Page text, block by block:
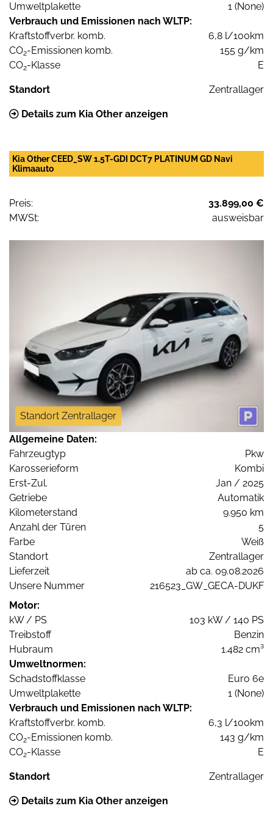
Umweltplakette
1 (None)
Verbrauch und Emissionen nach WLTP:
Kraftstoffverbr. komb.
6,8 l/100km
CO2-Emissionen komb.
155 g/km
CO2-Klasse E
Standort Zentrallager
Details zum Kia Other anzeigen
Kia Other CEED_SW 1.5T-GDI DCT7 PLATINUM GD Navi
Klimaauto
Preis:
33.899,00 €
MWSt:
ausweisbar
Standort Zentrallager
Allgemeine Daten:
Fahrzeugtyp
Pkw
Karosserieform
Kombi
Erst-Zul.
Jan / 2025
Getriebe
Automatik
Kilometerstand
9.950 km
Anzahl der Türen
5
Farbe
Weiß
Standort
Zentrallager
Lieferzeit
ab ca. 09.08.2026
Unsere Nummer
216523_GW_GECA-DUKF
Motor:
kW / PS
103 kW / 140 PS
Treibstoff
Benzin
Hubraum
1.482 cm³
Umweltnormen:
Schadstoffklasse
Euro 6e
Umweltplakette
1 (None)
Verbrauch und Emissionen nach WLTP:
Kraftstoffverbr. komb.
6,3 l/100km
CO2-Emissionen komb.
143 g/km
CO2-Klasse E
Standort Zentrallager
Details zum Kia Other anzeigen